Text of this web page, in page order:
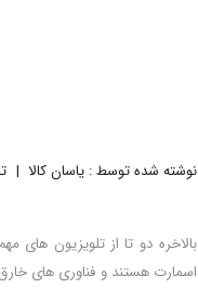
نوشته شده توسط : یاسان کالا
اسمارت هستند و فناوری های خارق